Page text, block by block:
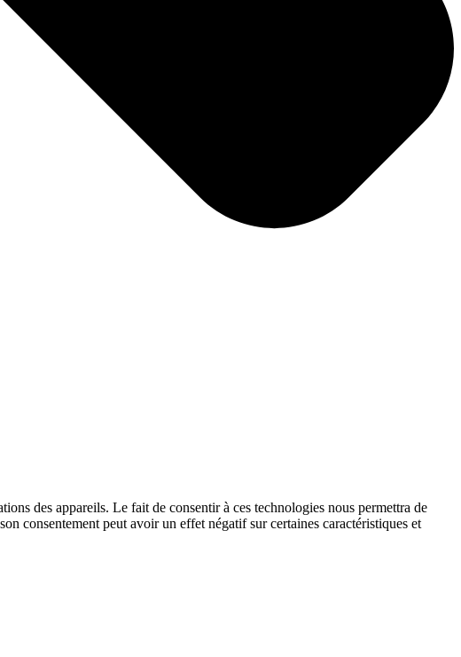
des appareils. Le fait de consentir à ces technologies nous permettra de
consentement peut avoir un effet négatif sur certaines caractéristiques et